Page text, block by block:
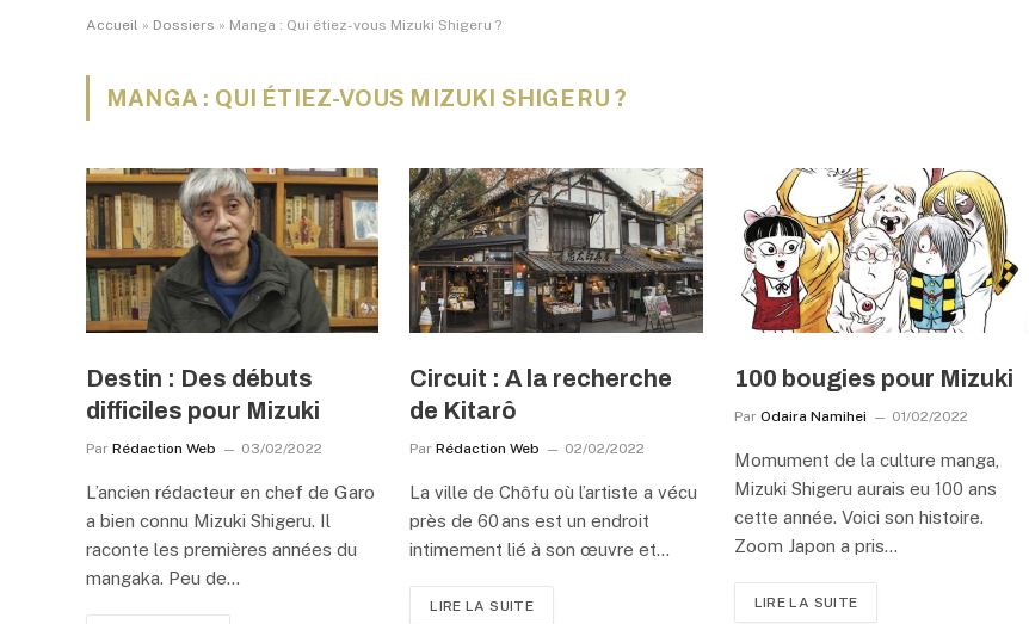
Accueil » Dossiers » Manga : Qui étiez-vous Mizuki Shigeru ?
MANGA : QUI ÉTIEZ-VOUS MIZUKI SHIGERU ?
Destin : Des débuts
difficiles pour Mizuki
Par Rédaction Web 03/02/2022
L’ancien rédacteur en chef de Garo
a bien connu Mizuki Shigeru. Il
raconte les premières années du
mangaka. Peu de…
Circuit : A la recherche
de Kitarô
Par Rédaction Web 02/02/2022
La ville de Chôfu où l’artiste a vécu
près de 60 ans est un endroit
intimement lié à son œuvre et…
LIRE LA SUITE
100 bougies pour Mizuki
Par Odaira Namihei 01/02/2022
Momument de la culture manga,
Mizuki Shigeru aurais eu 100 ans
cette année. Voici son histoire.
Zoom Japon a pris…
LIRE LA SUITE